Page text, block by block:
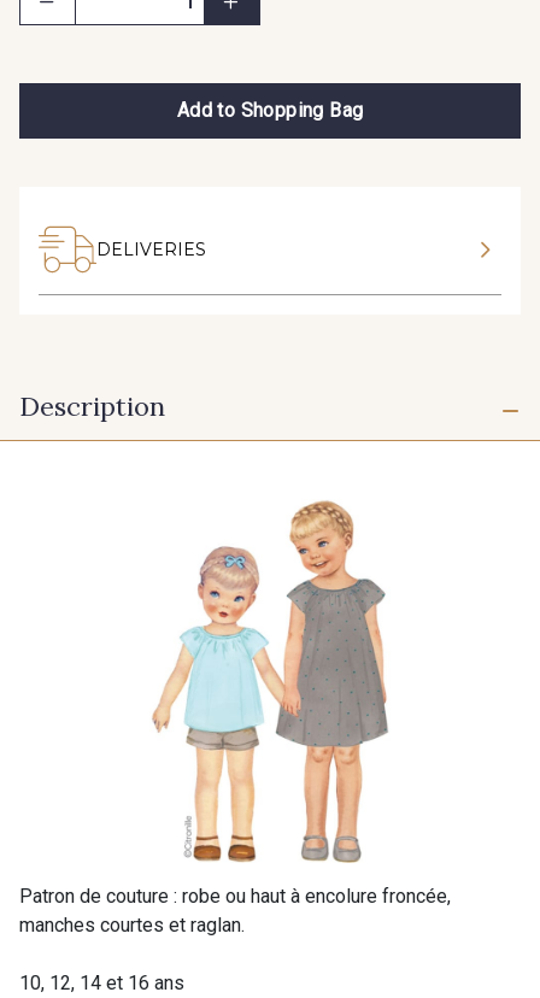
Add to Shopping Bag
DELIVERIES
Description
Patron de couture : robe ou haut à encolure froncée,
manches courtes et raglan.
10, 12, 14 et 16 ans